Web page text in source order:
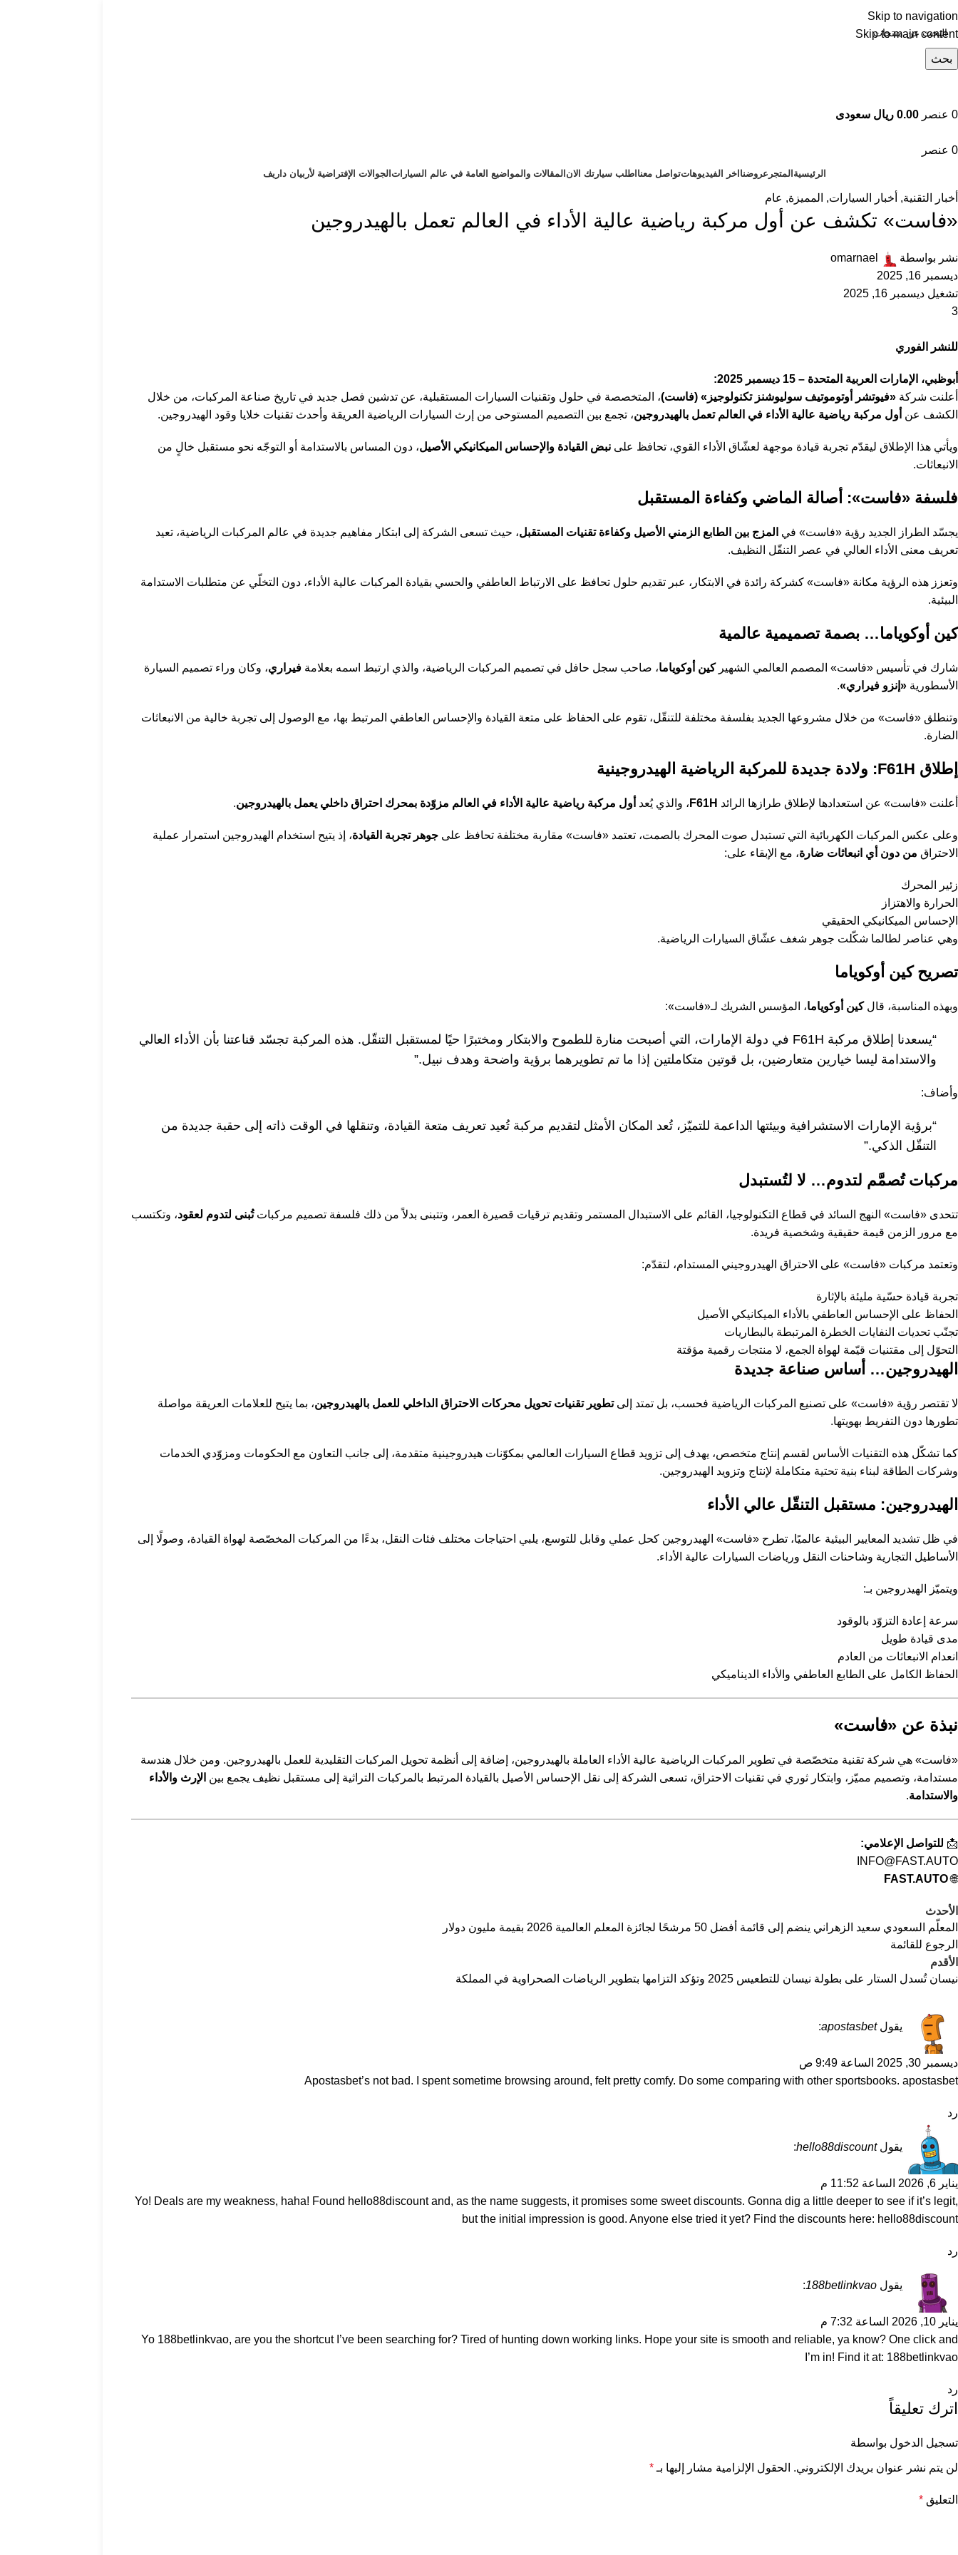
Skip to navigation
Skip to main content
بحث
0 عنصر 0.00 ريال سعودى
0 عنصر
الرئيسية المتجر عروضنا اخر الفيديوهاتتواصل معنا اطلب سيارتك الان المقالات والمواضيع العامة في عالم السيارات الجوالات الإفتراضية لأربيان داريف
أخبار التقنية, أخبار السيارات, المميزة, عام
«فاست» تكشف عن أول مركبة رياضية عالية الأداء في العالم تعمل بالهيدروجين
نشر بواسطة
omarnael
ديسمبر 16, 2025
تشغيل ديسمبر 16, 2025
3
للنشر الفوري
أبوظبي، الإمارات العربية المتحدة – 15 ديسمبر 2025:
أعلنت شركة «فيوتشر أوتوموتيف سوليوشنز تكنولوجيز» (فاست)، المتخصصة في حلول وتقنيات السيارات المستقبلية، عن تدشين فصل جديد في تاريخ صناعة المركبات، من خلال
الكشف عن أول مركبة رياضية عالية الأداء في العالم تعمل بالهيدروجين، تجمع بين التصميم المستوحى من إرث السيارات الرياضية العريقة وأحدث تقنيات خلايا وقود الهيدروجين.
ويأتي هذا الإطلاق ليقدّم تجربة قيادة موجهة لعشّاق الأداء القوي، تحافظ على نبض القيادة والإحساس الميكانيكي الأصيل، دون المساس بالاستدامة أو التوجّه نحو مستقبل خالٍ من
الانبعاثات.
فلسفة «فاست»: أصالة الماضي وكفاءة المستقبل
يجسّد الطراز الجديد رؤية «فاست» في المزج بين الطابع الزمني الأصيل وكفاءة تقنيات المستقبل، حيث تسعى الشركة إلى ابتكار مفاهيم جديدة في عالم المركبات الرياضية، تعيد
تعريف معنى الأداء العالي في عصر التنقّل النظيف.
وتعزز هذه الرؤية مكانة «فاست» كشركة رائدة في الابتكار، عبر تقديم حلول تحافظ على الارتباط العاطفي والحسي بقيادة المركبات عالية الأداء، دون التخلّي عن متطلبات الاستدامة
البيئية.
كين أوكوياما… بصمة تصميمية عالمية
شارك في تأسيس «فاست» المصمم العالمي الشهيركين أوكوياما، صاحب سجل حافل في تصميم المركبات الرياضية، والذي ارتبط اسمه بعلامة فيراري، وكان وراء تصميم السيارة
الأسطورية «إنزو فيراري».
وتنطلق «فاست» من خلال مشروعها الجديد بفلسفة مختلفة للتنقّل، تقوم على الحفاظ على متعة القيادة والإحساس العاطفي المرتبط بها، مع الوصول إلى تجربة خالية من الانبعاثات
الضارة.
إطلاق F61H: ولادة جديدة للمركبة الرياضية الهيدروجينية
أعلنت «فاست» عن استعدادها لإطلاق طرازها الرائد F61H ، والذي يُعد أول مركبة رياضية عالية الأداء في العالم مزوّدة بمحرك احتراق داخلي يعمل بالهيدروجين.
وعلى عكس المركبات الكهربائية التي تستبدل صوت المحرك بالصمت، تعتمد «فاست» مقاربة مختلفة تحافظ على جوهر تجربة القيادة، إذ يتيح استخدام الهيدروجين استمرار عملية
الاحتراق من دون أي انبعاثات ضارة، مع الإبقاء على:
زئير المحرك
الحرارة والاهتزاز
الإحساس الميكانيكي الحقيقي
وهي عناصر لطالما شكّلت جوهر شغف عشّاق السيارات الرياضية.
تصريح كين أوكوياما
وبهذه المناسبة، قالكين أوكوياما، المؤسس الشريك لـ«فاست»:
“يسعدنا إطلاق مركبة F61H في دولة الإمارات، التي أصبحت منارة للطموح والابتكار ومختبرًا حيًا لمستقبل التنقّل. هذه المركبة تجسّد قناعتنا بأن الأداء العالي
والاستدامة ليسا خيارين متعارضين، بل قوتين متكاملتين إذا ما تم تطويرهما برؤية واضحة وهدف نبيل.”
وأضاف:
“برؤية الإمارات الاستشرافية وبيئتها الداعمة للتميّز، تُعد المكان الأمثل لتقديم مركبة تُعيد تعريف متعة القيادة، وتنقلها في الوقت ذاته إلى حقبة جديدة من
التنقّل الذكي.”
مركبات تُصمَّم لتدوم… لا لتُستبدل
تتحدى «فاست» النهج السائد في قطاع التكنولوجيا، القائم على الاستبدال المستمر وتقديم ترقيات قصيرة العمر، وتتبنى بدلاً من ذلك فلسفة تصميم مركباتتُبنى لتدوم لعقود، وتكتسب
مع مرور الزمن قيمة حقيقية وشخصية فريدة.
وتعتمد مركبات «فاست» على الاحتراق الهيدروجيني المستدام، لتقدّم:
تجربة قيادة حسّية مليئة بالإثارة
الحفاظ على الإحساس العاطفي بالأداء الميكانيكي الأصيل
تجنّب تحديات النفايات الخطرة المرتبطة بالبطاريات
التحوّل إلى مقتنيات قيّمة لهواة الجمع، لا منتجات رقمية مؤقتة
الهيدروجين… أساس صناعة جديدة
لا تقتصر رؤية «فاست» على تصنيع المركبات الرياضية فحسب، بل تمتد إلىتطوير تقنيات تحويل محركات الاحتراق الداخلي للعمل بالهيدروجين، بما يتيح للعلامات العريقة مواصلة
تطورها دون التفريط بهويتها.
كما تشكّل هذه التقنيات الأساس لقسم إنتاج متخصص، يهدف إلى تزويد قطاع السيارات العالمي بمكوّنات هيدروجينية متقدمة، إلى جانب التعاون مع الحكومات ومزوّدي الخدمات
وشركات الطاقة لبناء بنية تحتية متكاملة لإنتاج وتزويد الهيدروجين.
الهيدروجين: مستقبل التنقّل عالي الأداء
في ظل تشديد المعايير البيئية عالميًا، تطرح «فاست» الهيدروجين كحل عملي وقابل للتوسع، يلبي احتياجات مختلف فئات النقل، بدءًا من المركبات المخصّصة لهواة القيادة، وصولًا إلى
الأساطيل التجارية وشاحنات النقل ورياضات السيارات عالية الأداء.
ويتميّز الهيدروجين بـ:
سرعة إعادة التزوّد بالوقود
مدى قيادة طويل
انعدام الانبعاثات من العادم
الحفاظ الكامل على الطابع العاطفي والأداء الديناميكي
نبذة عن «فاست»
«فاست» هي شركة تقنية متخصّصة في تطوير المركبات الرياضية عالية الأداء العاملة بالهيدروجين، إضافة إلى أنظمة تحويل المركبات التقليدية للعمل بالهيدروجين. ومن خلال هندسة
مستدامة، وتصميم مميّز، وابتكار ثوري في تقنيات الاحتراق، تسعى الشركة إلى نقل الإحساس الأصيل بالقيادة المرتبط بالمركبات التراثية إلى مستقبل نظيف يجمع بين الإرث والأداء
والاستدامة.
📩 للتواصل الإعلامي:
INFO@FAST.AUTO
🌐
FAST.AUTO
الأحدث
المعلّم السعودي سعيد الزهراني ينضم إلى قائمة أفضل 50 مرشحًا لجائزة المعلم العالمية 2026 بقيمة مليون دولار
الرجوع للقائمة
الأقدم
نيسان تُسدل الستار على بطولة نيسان للتطعيس 2025 وتؤكد التزامها بتطوير الرياضات الصحراوية في المملكة
يقول apostasbet
:
ديسمبر 30, 2025 الساعة 9:49 ص
Apostasbet’s not bad. I spent sometime browsing around, felt pretty comfy. Do some comparing with other sportsbooks. apostasbet
رد
يقول hello88discount
:
يناير 6, 2026 الساعة 11:52 م
Yo! Deals are my weakness, haha! Found hello88discount and, as the name suggests, it promises some sweet discounts. Gonna dig a little deeper to see if it’s legit,
but the initial impression is good. Anyone else tried it yet? Find the discounts here: hello88discount
رد
يقول 188betlinkvao
:
يناير 10, 2026 الساعة 7:32 م
Yo 188betlinkvao, are you the shortcut I’ve been searching for? Tired of hunting down working links. Hope your site is smooth and reliable, ya know? One click and
I’m in! Find it at: 188betlinkvao
رد
اترك تعليقاً
تسجيل الدخول بواسطة
لن يتم نشر عنوان بريدك الإلكتروني. الحقول الإلزامية مشار إليها بـ *
التعليق *